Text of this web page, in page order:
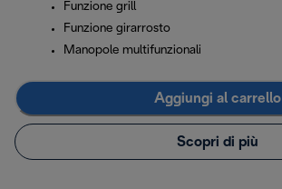
Funzione grill
Funzione girarrosto
Manopole multifunzionali
Aggiungi al carrello
Scopri di più